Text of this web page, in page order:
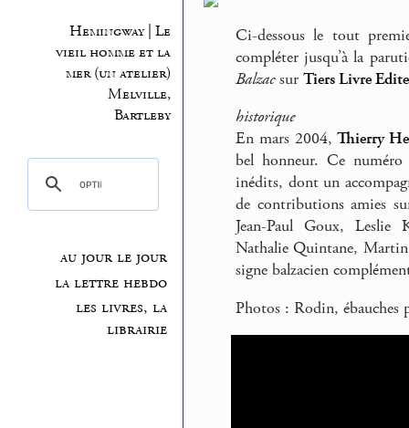
Hemingway | Le
vieil homme et la
mer (un atelier)
Melville,
Bartleby
au jour le jour
la lettre hebdo
les livres, la
librairie
Ci-dessous le tout
compléter jusqu’à la
Balzacsur Tiers Livre
historique
En mars 2004,Thierry
bel honneur. Ce
inédits, dont un
de contributions amies
Jean-Paul Goux, Leslie
Nathalie Quintane,
signe balzacien
Photos : Rodin, ébauches